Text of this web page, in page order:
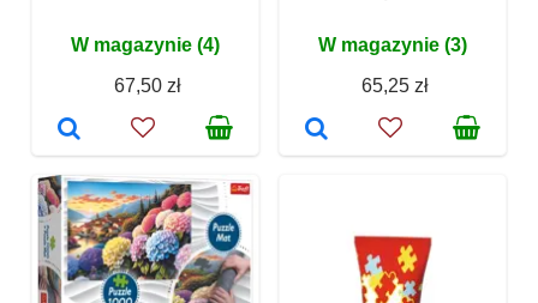
W magazynie (4)
67,50 zł
W magazynie (3)
65,25 zł